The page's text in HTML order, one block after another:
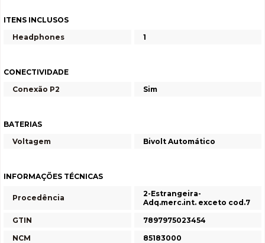
ITENS INCLUSOS
Headphones
1
CONECTIVIDADE
Conexão P2
Sim
BATERIAS
Voltagem
Bivolt Automático
INFORMAÇÕES TÉCNICAS
Procedência
2-Estrangeira-
Adq.merc.int. exceto cod.7
GTIN
7897975023454
NCM
85183000